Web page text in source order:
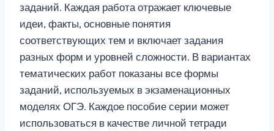
заданий. Каждая работа отражает ключевые
идеи, факты, основные понятия
соответствующих тем и включает задания
разных форм и уровней сложности. В вариантах
тематических работ показаны все формы
заданий, используемых в экзаменационных
моделях ОГЭ. Каждое пособие серии может
использоваться в качестве личной тетради